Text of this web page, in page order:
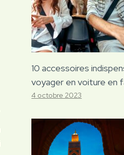
10 accessoires
voyager en voiture en
4 octobre 2023